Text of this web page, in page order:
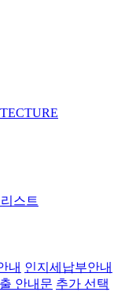
스트
내 인지세납부안내
안내문 추가 선택